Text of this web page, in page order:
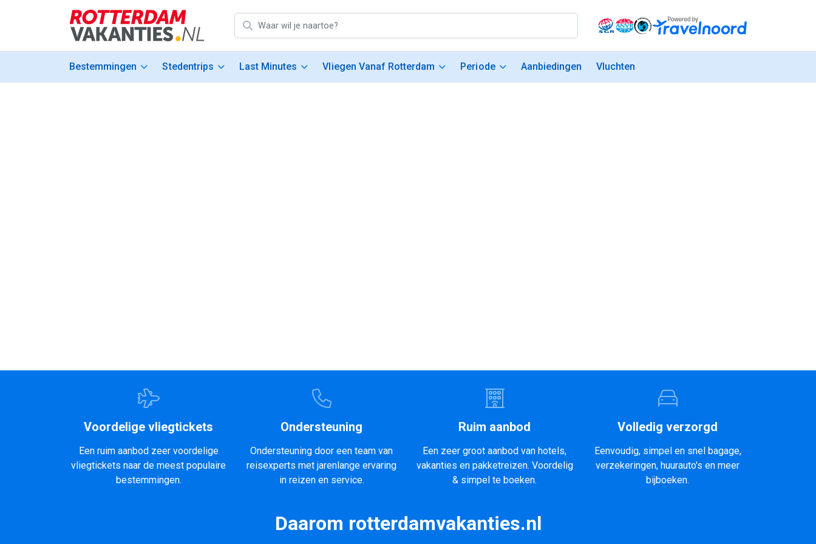
Bestemmingen Stedentrips Last Minutes Vliegen Vanaf Rotterdam Periode Aanbiedingen Vluchten
Voordelige vliegtickets
Een ruim aanbod zeer voordelige
vliegtickets naar de meest populaire
bestemmingen.
Ondersteuning
Ondersteuning door een team van
reisexperts met jarenlange ervaring
in reizen en service.
Ruim aanbod
Een zeer groot aanbod van hotels,
vakanties en pakketreizen. Voordelig
& simpel te boeken.
Volledig verzorgd
Eenvoudig, simpel en snel bagage,
verzekeringen, huurauto's en meer
bijboeken.
Daarom rotterdamvakanties.nl